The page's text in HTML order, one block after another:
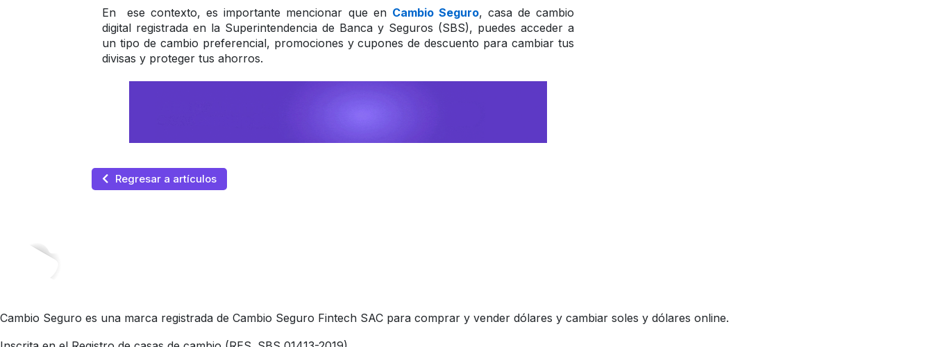
En  ese contexto, es importante mencionar que en Cambio Seguro, casa de cambio
digital registrada en la Superintendencia de Banca y Seguros (SBS), puedes acceder a
un tipo de cambio preferencial, promociones y cupones de descuento para cambiar tus
divisas y proteger tus ahorros.
Regresar a artículos
Cambio Seguro es una marca registrada de Cambio Seguro Fintech SAC para comprar y vender dólares y cambiar soles y dólares online.